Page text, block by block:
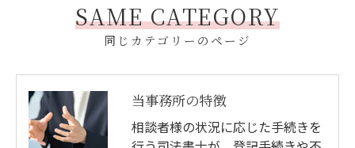
同じカテゴリーのページ
SAME CATEGORY
当事務所の特徴
相談者様の状況に応じた手続きを